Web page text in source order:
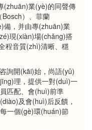
(zhuān)業(yè)的同聲傳
）、菲蘭
備，并由專(zhuān)業
現(xiàn)場(chǎng)搭
程音質(zhì)清晰、穩
詢開(kāi)始，尚語(yǔ)
理，提供一對(duì)一
匹配、會(huì)前準
及會(huì)后反饋，
一個(gè)環(huán)節